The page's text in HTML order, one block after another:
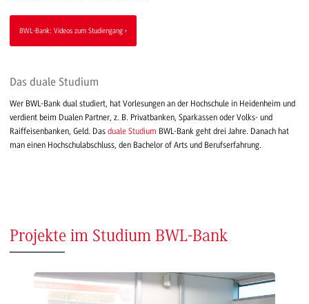
BWL-Bank: Videos zum Studiengang
Das duale Studium
Wer BWL-Bank dual studiert, hat Vorlesungen an der Hochschule in Heidenheim und
verdient beim Dualen Partner, z. B. Privatbanken, Sparkassen oder Volks- und
Raiffeisenbanken, Geld. Das duale Studium BWL-Bank geht drei Jahre. Danach hat
man einen Hochschulabschluss, den Bachelor of Arts und Berufserfahrung.
Projekte im Studium BWL-Bank